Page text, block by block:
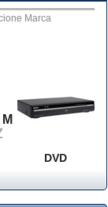
Marca
DVD
M